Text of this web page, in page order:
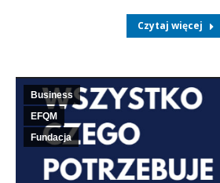
Czytaj więcej
Business
EFQM
Fundacja